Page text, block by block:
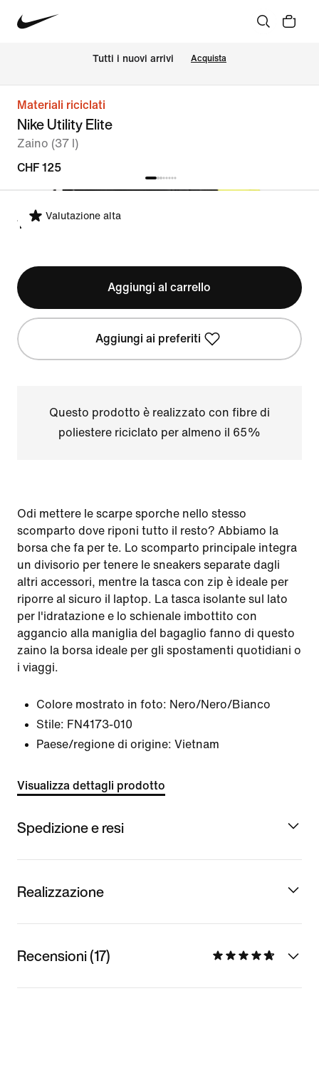
Tutti i nuovi arrivi Acquista
Materiali riciclati
Nike Utility Elite
Zaino (37 l)
CHF 125
Valutazione alta
TAGLIA UNICA
Aggiungi al carrello
Aggiungi ai preferiti
Questo prodotto è realizzato con fibre di
poliestere riciclato per almeno il 65%
Odi mettere le scarpe sporche nello stesso
scomparto dove riponi tutto il resto? Abbiamo la
borsa che fa per te. Lo scomparto principale integra
un divisorio per tenere le sneakers separate dagli
altri accessori, mentre la tasca con zip è ideale per
riporre al sicuro il laptop. La tasca isolante sul lato
per l'idratazione e lo schienale imbottito con
aggancio alla maniglia del bagaglio fanno di questo
zaino la borsa ideale per gli spostamenti quotidiani o
i viaggi.
Colore mostrato in foto: Nero/Nero/Bianco
Stile: FN4173-010
Paese/regione di origine: Vietnam
Visualizza dettagli prodotto
Spedizione e resi
Realizzazione
Recensioni (17)